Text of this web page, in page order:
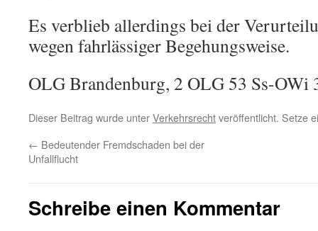
Es verblieb allerdings bei der
wegen fahrlässiger Begehungsweise.
OLG Brandenburg, 2 OLG 53 Ss-OWi
Dieser Beitrag wurde unterVerkehrsrechtveröffentlicht. Setze
← Bedeutender Fremdschaden bei der
Unfallflucht
Schreibe einen Kommentar